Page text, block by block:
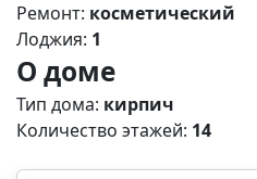
Ремонт: косметический
Лоджия: 1
О доме
Тип дома: кирпич
Количество этажей: 14